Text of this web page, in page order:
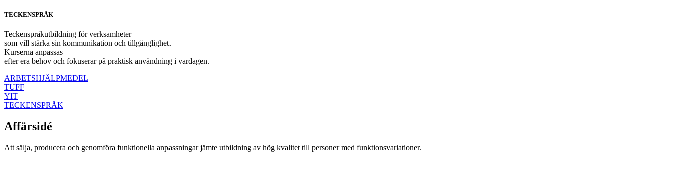
TECKENSPRÅK
Teckenspråkutbildning för verksamheter
som vill stärka sin kommunikation och tillgänglighet.
Kurserna anpassas
efter era behov och fokuserar på praktisk användning i vardagen.
ARBETSHJÄLPMEDEL
TUFF
YIT
TECKENSPRÅK
Affärsidé​
Att sälja, producera och genomföra funktionella anpassningar jämte utbildning av hög kvalitet till personer med funktionsvariationer.